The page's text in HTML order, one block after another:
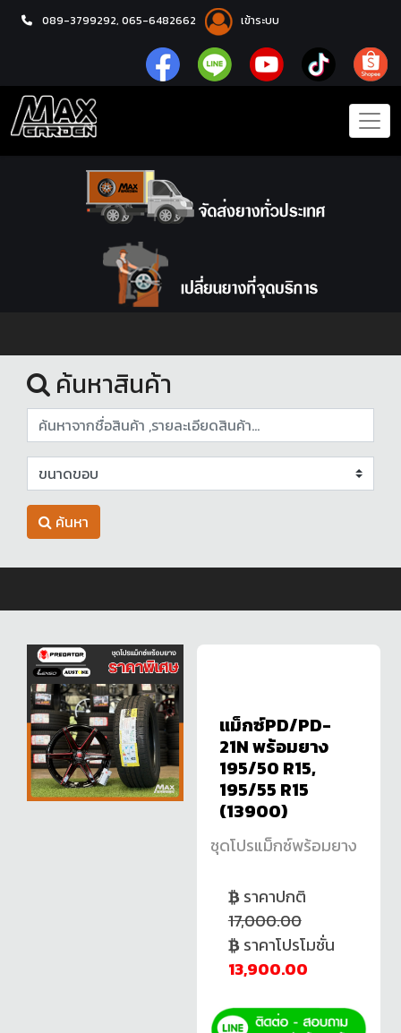
089-3799292, 065-6482662 เข้าระบบ
หน้าแรก
ค้นหาสินค้า
ค้นหา
แม็กซ์PD/PD-
21N พร้อมยาง
195/50 R15,
195/55 R15
(13900)
ชุดโปรแม็กซ์พร้อมยาง
ราคาปกติ
17,000.00
ราคาโปรโมชั่น
13,900.00